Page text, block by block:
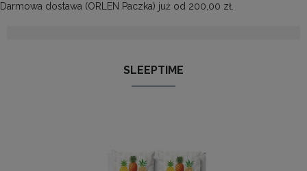
Darmowa dostawa (ORLEN Paczka) już od 200,00 zł.
SLEEPTIME